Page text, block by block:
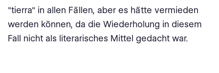
"tierra" in allen Fällen, aber es hätte vermieden
werden können, da die Wiederholung in diesem
Fall nicht als literarisches Mittel gedacht war.